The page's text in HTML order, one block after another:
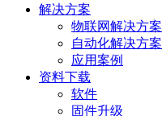
解决方案
物联网解决方案
自动化解决方案
应用案例
资料下载
软件
固件升级